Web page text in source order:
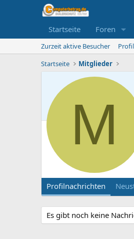
Startseite Foren
Zurzeit aktive Besucher
Startseite
Mitglieder
M
Profilnachrichten
Es gibt noch keine